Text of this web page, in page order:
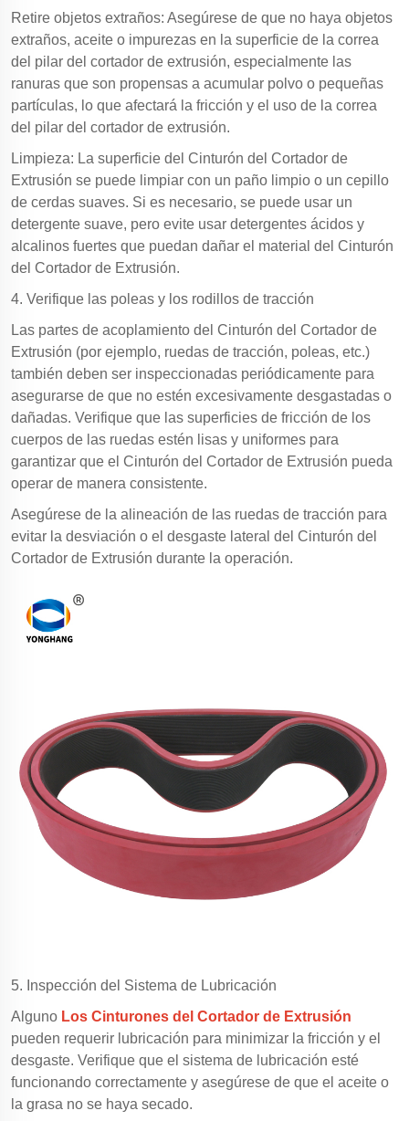
Retire objetos extraños: Asegúrese de que no haya objetos
extraños, aceite o impurezas en la superficie de la correa
del pilar del cortador de extrusión, especialmente las
ranuras que son propensas a acumular polvo o pequeñas
partículas, lo que afectará la fricción y el uso de la correa
del pilar del cortador de extrusión.
Limpieza: La superficie del Cinturón del Cortador de
Extrusión se puede limpiar con un paño limpio o un cepillo
de cerdas suaves. Si es necesario, se puede usar un
detergente suave, pero evite usar detergentes ácidos y
alcalinos fuertes que puedan dañar el material del Cinturón
del Cortador de Extrusión.
4. Verifique las poleas y los rodillos de tracción
Las partes de acoplamiento del Cinturón del Cortador de
Extrusión (por ejemplo, ruedas de tracción, poleas, etc.)
también deben ser inspeccionadas periódicamente para
asegurarse de que no estén excesivamente desgastadas o
dañadas. Verifique que las superficies de fricción de los
cuerpos de las ruedas estén lisas y uniformes para
garantizar que el Cinturón del Cortador de Extrusión pueda
operar de manera consistente.
Asegúrese de la alineación de las ruedas de tracción para
evitar la desviación o el desgaste lateral del Cinturón del
Cortador de Extrusión durante la operación.
5. Inspección del Sistema de Lubricación
Alguno Los Cinturones del Cortador de Extrusión
pueden requerir lubricación para minimizar la fricción y el
desgaste. Verifique que el sistema de lubricación esté
funcionando correctamente y asegúrese de que el aceite o
la grasa no se haya secado.